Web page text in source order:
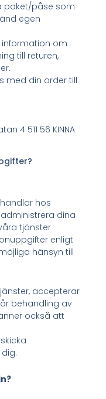
paket/påse som
egen
om
till returen,
med din order till
4 511 56 KINNA
hos
dina
tjänster
enligt
hänsyn till
accepterar
behandling av
också att